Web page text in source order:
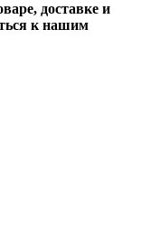
доставке и
к нашим